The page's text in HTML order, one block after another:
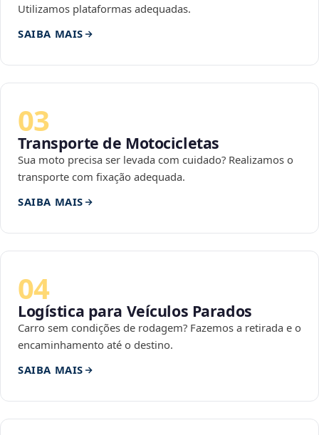
Utilizamos plataformas adequadas.
SAIBA MAIS
03
Transporte de Motocicletas
Sua moto precisa ser levada com cuidado? Realizamos o
transporte com fixação adequada.
SAIBA MAIS
04
Logística para Veículos Parados
Carro sem condições de rodagem? Fazemos a retirada e o
encaminhamento até o destino.
SAIBA MAIS